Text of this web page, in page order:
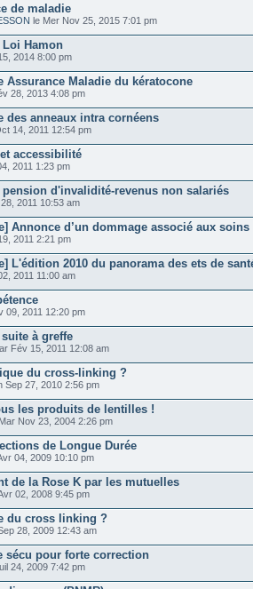
de maladie
le Mer Nov 25, 2015 7:01 pm
Loi Hamon
2014 8:00 pm
Assurance Maladie du kératocone
28, 2013 4:08 pm
des anneaux intra cornéens
14, 2011 12:54 pm
accessibilité
2011 1:23 pm
d'invalidité-revenus non salariés
2011 10:53 am
Annonce d’un dommage associé aux soins
2011 2:21 pm
L'édition 2010 du panorama des ets de
2011 11:00 am
09, 2011 12:20 pm
à greffe
Fév 15, 2011 12:08 am
du cross-linking ?
Sep 27, 2010 2:56 pm
les produits de lentilles !
Nov 23, 2004 2:26 pm
de Longue Durée
04, 2009 10:10 pm
de la Rose K par les mutuelles
02, 2008 9:45 pm
du cross linking ?
28, 2009 12:43 am
sécu pour forte correction
24, 2009 7:42 pm